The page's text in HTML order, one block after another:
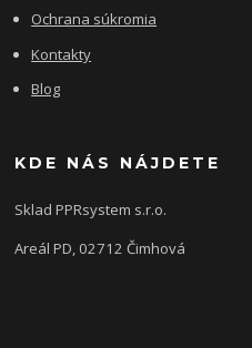
Ochrana súkromia
Kontakty
Blog
KDE NÁS NÁJDETE
Sklad PPRsystem s.r.o.
Areál PD, 02712 Čimhová